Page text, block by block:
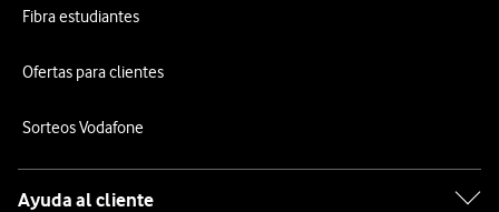
Fibra estudiantes
Ofertas para clientes
Sorteos Vodafone
Ayuda al cliente